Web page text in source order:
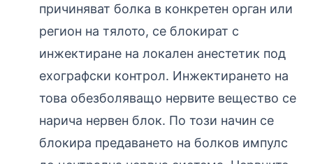
причиняват болка в конкретен орган или
регион на тялото, се блокират с
инжектиране на локален анестетик под
ехографски контрол. Инжектирането на
това обезболяващо нервите вещество се
нарича нервен блок. По този начин се
блокира предаването на болков импулс